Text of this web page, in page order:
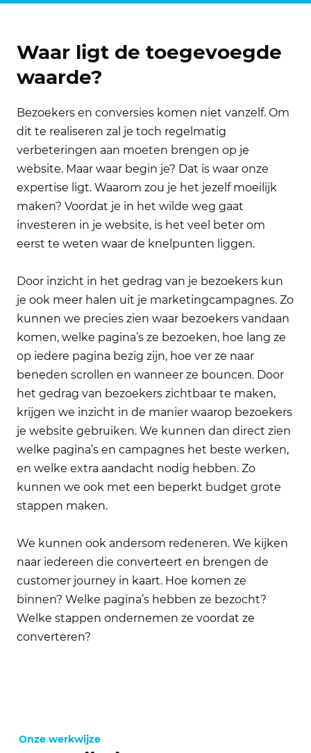
Waar ligt de toegevoegde
waarde?
Bezoekers en conversies komen niet vanzelf. Om
dit te realiseren zal je toch regelmatig
verbeteringen aan moeten brengen op je
website. Maar waar begin je? Dat is waar onze
expertise ligt. Waarom zou je het jezelf moeilijk
maken? Voordat je in het wilde weg gaat
investeren in je website, is het veel beter om
eerst te weten waar de knelpunten liggen.
Door inzicht in het gedrag van je bezoekers kun
je ook meer halen uit je marketingcampagnes. Zo
kunnen we precies zien waar bezoekers vandaan
komen, welke pagina’s ze bezoeken, hoe lang ze
op iedere pagina bezig zijn, hoe ver ze naar
beneden scrollen en wanneer ze bouncen. Door
het gedrag van bezoekers zichtbaar te maken,
krijgen we inzicht in de manier waarop bezoekers
je website gebruiken. We kunnen dan direct zien
welke pagina’s en campagnes het beste werken,
en welke extra aandacht nodig hebben. Zo
kunnen we ook met een beperkt budget grote
stappen maken.
We kunnen ook andersom redeneren. We kijken
naar iedereen die converteert en brengen de
customer journey in kaart. Hoe komen ze
binnen? Welke pagina’s hebben ze bezocht?
Welke stappen ondernemen ze voordat ze
converteren?
Onze werkwijze